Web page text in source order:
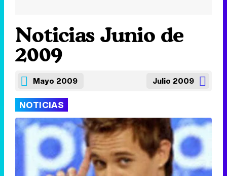
Noticias Junio de
2009
Mayo 2009 Julio 2009
NOTICIAS